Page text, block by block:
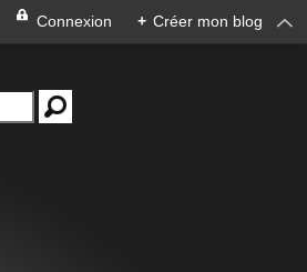
Connexion + Créer mon blog